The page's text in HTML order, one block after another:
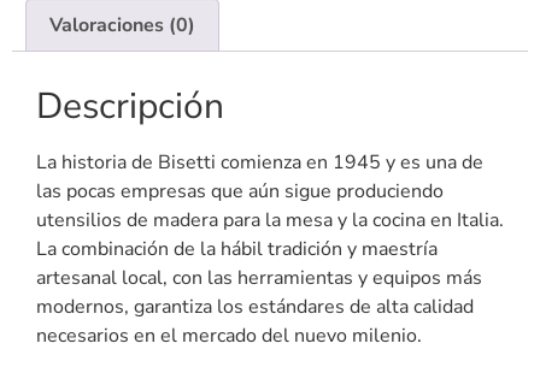
Valoraciones (0)
Descripción
La historia de Bisetti comienza en 1945 y es una de
las pocas empresas que aún sigue produciendo
utensilios de madera para la mesa y la cocina en Italia.
La combinación de la hábil tradición y maestría
artesanal local, con las herramientas y equipos más
modernos, garantiza los estándares de alta calidad
necesarios en el mercado del nuevo milenio.